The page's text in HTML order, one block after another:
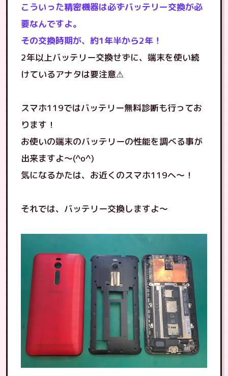
こういった精密機器は必ずバッテリー交換が必
要なんですよ。
その交換時期が、約1年半から2年！
2年以上バッテリー交換せずに、端末を使い続
けているアナタは要注意⚠
スマホ119ではバッテリー無料診断も行ってお
ります！
お使いの端末のバッテリーの性能を調べる事が
出来ますよ〜(^o^)
気になるかたは、お近くのスマホ119へ〜！
それでは、バッテリー交換しますよ〜